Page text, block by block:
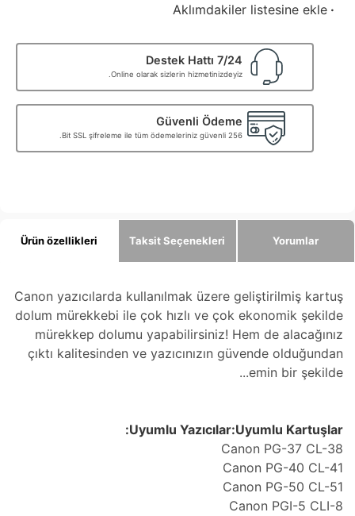
·
Aklımdakiler listesine ekle
7/24 Destek Hattı
Online olarak sizlerin hizmetinizdeyiz.
Güvenli Ödeme
256 Bit SSL şifreleme ile tüm ödemeleriniz güvenli.
Ürün özellikleri Taksit Seçenekleri Yorumlar
Canon yazıcılarda kullanılmak üzere geliştirilmiş kartuş
dolum mürekkebi ile çok hızlı ve çok ekonomik şekilde
mürekkep dolumu yapabilirsiniz! Hem de alacağınız
çıktı kalitesinden ve yazıcınızın güvende olduğundan
emin bir şekilde...
Uyumlu Yazıcılar:Uyumlu Kartuşlar:
Canon PG-37 CL-38
Canon PG-40 CL-41
Canon PG-50 CL-51
Canon PGI-5 CLI-8